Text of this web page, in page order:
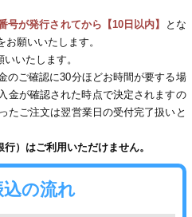
号が発行されてから【10日以内】
とな
願いいたします。
いたします。
のご確認に30分ほどお時間が要する場
金が確認された時点で決定されますの
たご注文は翌営業日の受付完了扱いと
）はご利用いただけません。
込の流れ